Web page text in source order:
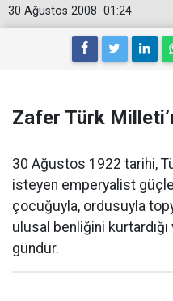
01:24
30 Ağustos 2008
Zafer Türk
30 Ağustos 1922 tarihi,
isteyen emperyalist
çocuğuyla, ordusuyla
ulusal benliğini kurtardığı
gündür.